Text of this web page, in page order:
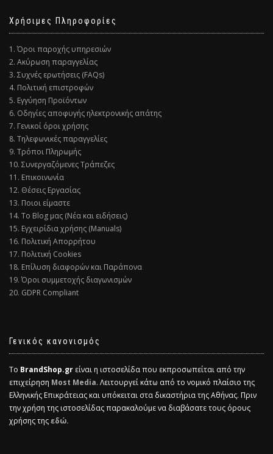
Χρήσιμες Πληροφορίες
1. Όροι παροχής υπηρεσιών
2. Ακύρωση παραγγελίας
3. Συχνές ερωτήσεις (FAQs)
4. Πολιτική επιστροφών
5. Εγγύηση Προϊόντων
6. Οδηγίες αποφυγής ηλεκτρονικής απάτης
7. Γενικοί όροι χρήσης
8. Τηλεφωνικές παραγγελίες
9. Τρόποι Πληρωμής
10. Συνεργαζόμενες Τράπεζες
11. Επικοινωνία
12. Θέσεις Εργασίας
13. Ποιοι είμαστε
14. Το Blog μας (Νέα και ειδήσεις)
15. Εγχειρίδια χρήσης (Manuals)
16. Πολιτική Απορρήτου
17. Πολιτική Cookies
18. Επίλυση διαφορών και Παράπονα
19. Όροι συμμετοχής διαγωνισμών
20. GDPR Compliant
Γενικός κανονισμός
Το BrandShop.gr είναι η ιστοσελίδα που εκπροσωπείται από την
επιχείρηση Most Media. Λειτουργεί κάτω από το νομικό πλαίσιο της
Ελληνικής Επικράτειας και υπόκειται στα δικαστήρια της Αθήνας. Πριν
την χρήση της ιστοσελίδας παρακαλούμε να διαβάσατε τους όρους
χρήσης τηςεδώ.